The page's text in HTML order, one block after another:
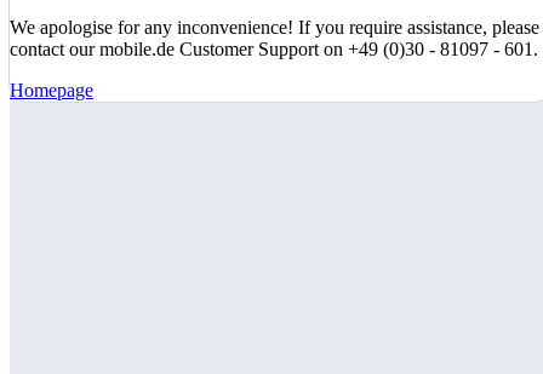
We apologise for any inconvenience! If you require assistance, please
contact our mobile.de Customer Support on +49 (0)30 - 81097 - 601.
Homepage